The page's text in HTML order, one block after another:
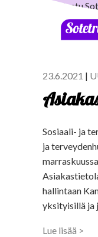
23.6.2021 |
Sosiaali- ja
ja
hallintaan
yksityisillä ja
Lue lisää >